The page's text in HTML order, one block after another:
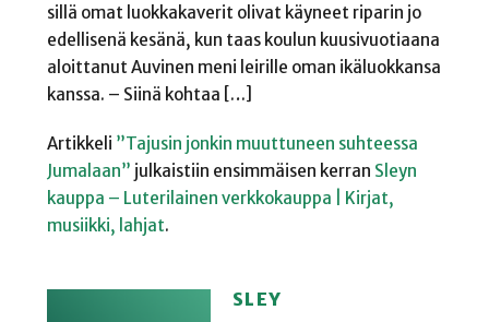
sillä omat luokkakaverit olivat käyneet riparin jo
edellisenä kesänä, kun taas koulun kuusivuotiaana
aloittanut Auvinen meni leirille oman ikäluokkansa
kanssa. – Siinä kohtaa […]
Artikkeli ”Tajusin jonkin muuttuneen suhteessa
Jumalaan” julkaistiin ensimmäisen kerran Sleyn
kauppa – Luterilainen verkkokauppa | Kirjat,
musiikki, lahjat.
SLEY